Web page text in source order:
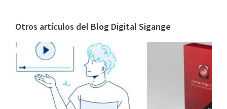
Otros artículos del Blog Digital Sigange